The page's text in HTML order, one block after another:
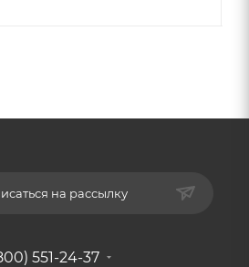
на рассылку
551-24-37